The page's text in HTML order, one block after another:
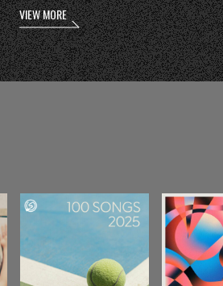
VIEW MORE